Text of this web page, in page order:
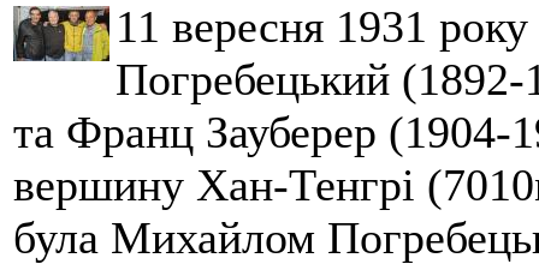
11 вересня 1931
Погребецький
та Франц Зауберер (1904-
вершину Хан-Тенгрі
була Михайлом